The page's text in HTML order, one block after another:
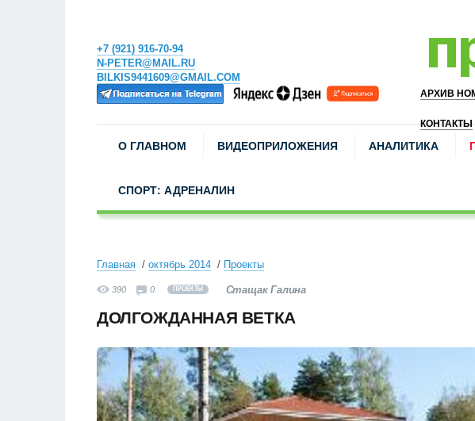
+7 (921) 916-70-94
N-PETER@MAIL.RU
BILKIS9441609@GMAIL.COM
АРХИВ
КОНТАКТЫ
О ГЛАВНОМ ВИДЕОПРИЛОЖЕНИЯ АНАЛИТИКА
СПОРТ: АДРЕНАЛИН
Главная октябрь 2014 Проекты
390 0 ПРОЕКТЫ Стащак Галина
ДОЛГОЖДАННАЯ ВЕТКА